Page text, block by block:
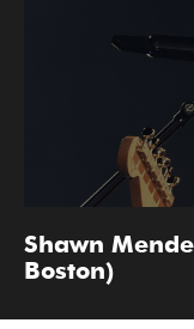
Shawn
Boston)